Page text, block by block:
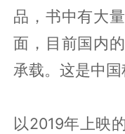
品，书中有大
面，目前国内
承载。这是中国
以2019年上映